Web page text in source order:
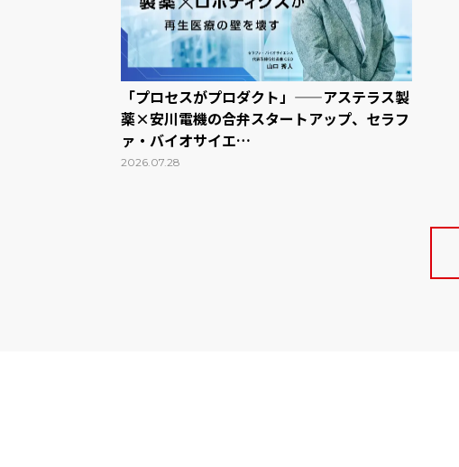
「プロセスがプロダクト」——アステラス製
薬×安川電機の合弁スタートアップ、セラフ
ァ・バイオサイエ…
2026.07.28